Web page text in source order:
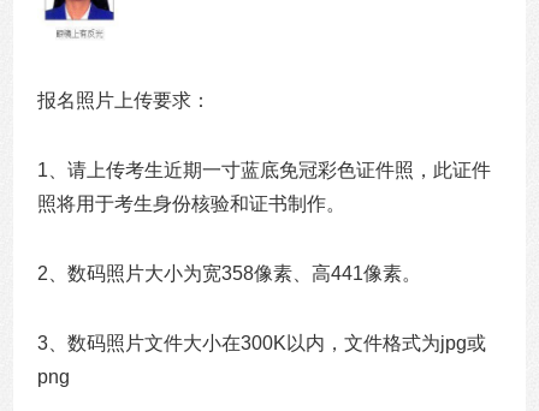
报名照片上传要求：
1、请上传考生近期一寸蓝底免冠彩色证件照，此证件
照将用于考生身份核验和证书制作。
2、数码照片大小为宽358像素、高441像素。
3、数码照片文件大小在300K以内，文件格式为jpg或
png